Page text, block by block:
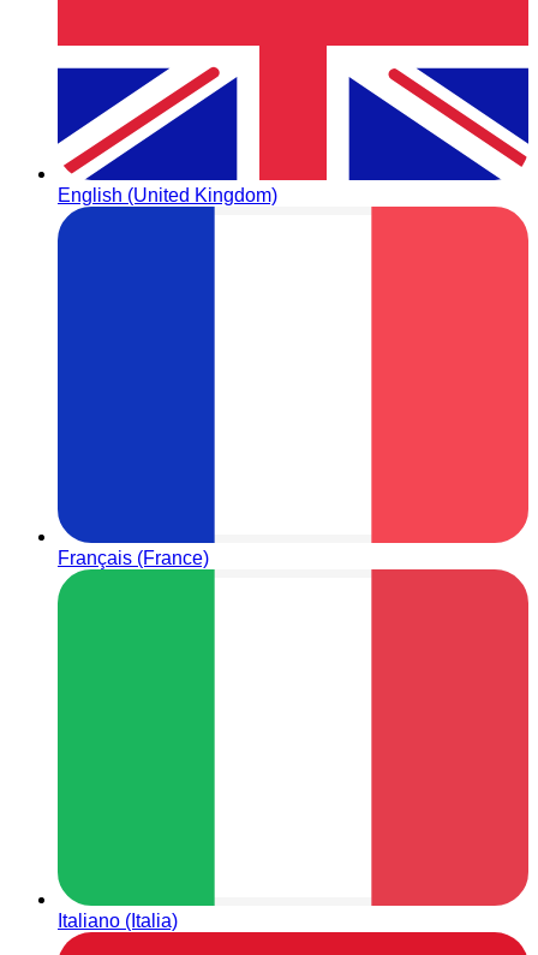
English (United Kingdom)
Français (France)
Italiano (Italia)